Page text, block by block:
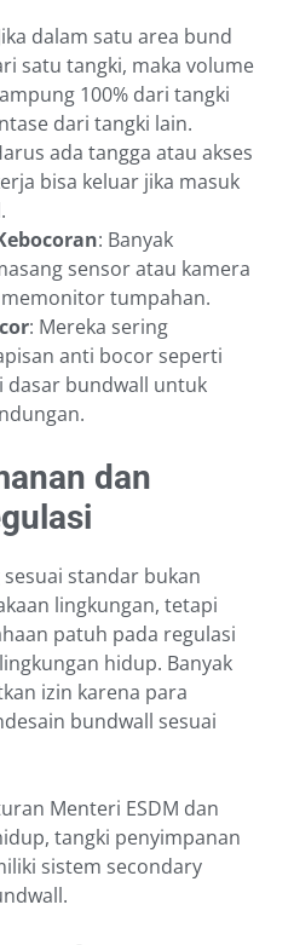
dalam satu area bund
satu tangki, maka volume
100% dari tangki
dari tangki lain.
ada tangga atau akses
bisa keluar jika masuk
: Banyak
sensor atau kamera
tumpahan.
: Mereka sering
anti bocor seperti
dasar bundwall untuk
dan
standar bukan
lingkungan, tetapi
patuh pada regulasi
hidup. Banyak
izin karena para
bundwall sesuai
Menteri ESDM dan
tangki penyimpanan
sistem secondary